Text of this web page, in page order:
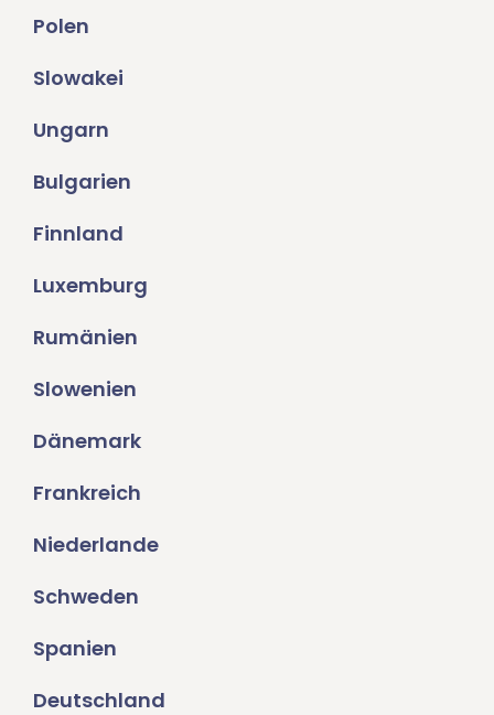
Polen
Slowakei
Ungarn
Bulgarien
Finnland
Luxemburg
Rumänien
Slowenien
Dänemark
Frankreich
Niederlande
Schweden
Spanien
Deutschland